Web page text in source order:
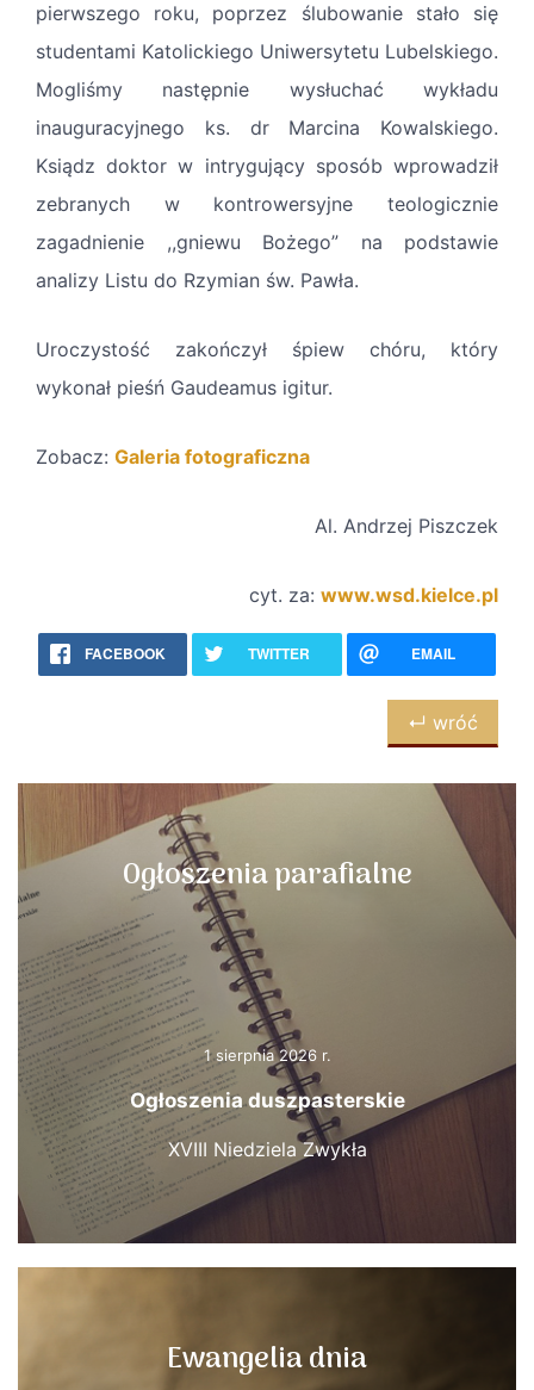
pierwszego roku, poprzez ślubowanie stało się
studentami Katolickiego Uniwersytetu Lubelskiego.
Mogliśmy następnie wysłuchać wykładu
inauguracyjnego ks. dr Marcina Kowalskiego.
Ksiądz doktor w intrygujący sposób wprowadził
zebranych w kontrowersyjne teologicznie
zagadnienie ,,gniewu Bożego” na podstawie
analizy Listu do Rzymian św. Pawła.
Uroczystość zakończył śpiew chóru, który
wykonał pieśń Gaudeamus igitur.
Zobacz: Galeria fotograficzna
Al. Andrzej Piszczek
cyt. za: www.wsd.kielce.pl
FACEBOOK TWITTER EMAIL
↵ wróć
Ogłoszenia parafialne
1 sierpnia 2026 r.
Ogłoszenia duszpasterskie
XVIII Niedziela Zwykła
Ewangelia dnia